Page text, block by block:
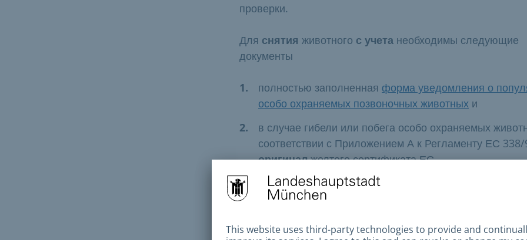
проверки.
Для снятия животного с учета необходимы следующие
документы
полностью заполненная форма уведомления о
особо охраняемых позвоночных животных и
в случае гибели или побега особо охраняемых
соответствии с Приложением А к Регламенту ЕС
оригиналжелтого сертификата ЕС
Сертификат ЕС и сертификаты потомства погибших или
природоохранный орган.